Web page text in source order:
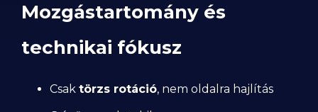
Mozgástartomány és
technikai fókusz
Csak törzs rotáció, nem oldalra hajlítás